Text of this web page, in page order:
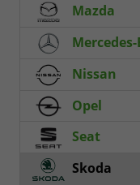
Mazda
Nissan
Opel
Seat
Skoda